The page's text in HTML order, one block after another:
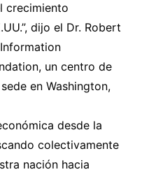
crecimiento
dijo el Dr. Robert
un centro de
en Washington,
desde la
colectivamente
nación hacia